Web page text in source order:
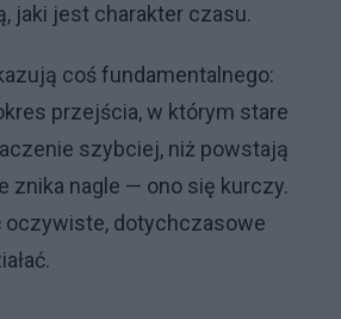
jaki jest charakter czasu.
coś fundamentalnego:
przejścia, w którym stare
szybciej, niż powstają
znika nagle — ono się kurczy.
oczywiste, dotychczasowe